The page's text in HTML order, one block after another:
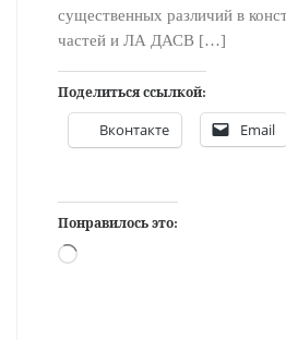
существенных различий в
частей и ЛА ДАСВ […]
Поделиться ссылкой:
Вконтакте Email
Понравилось это:
Загрузка…